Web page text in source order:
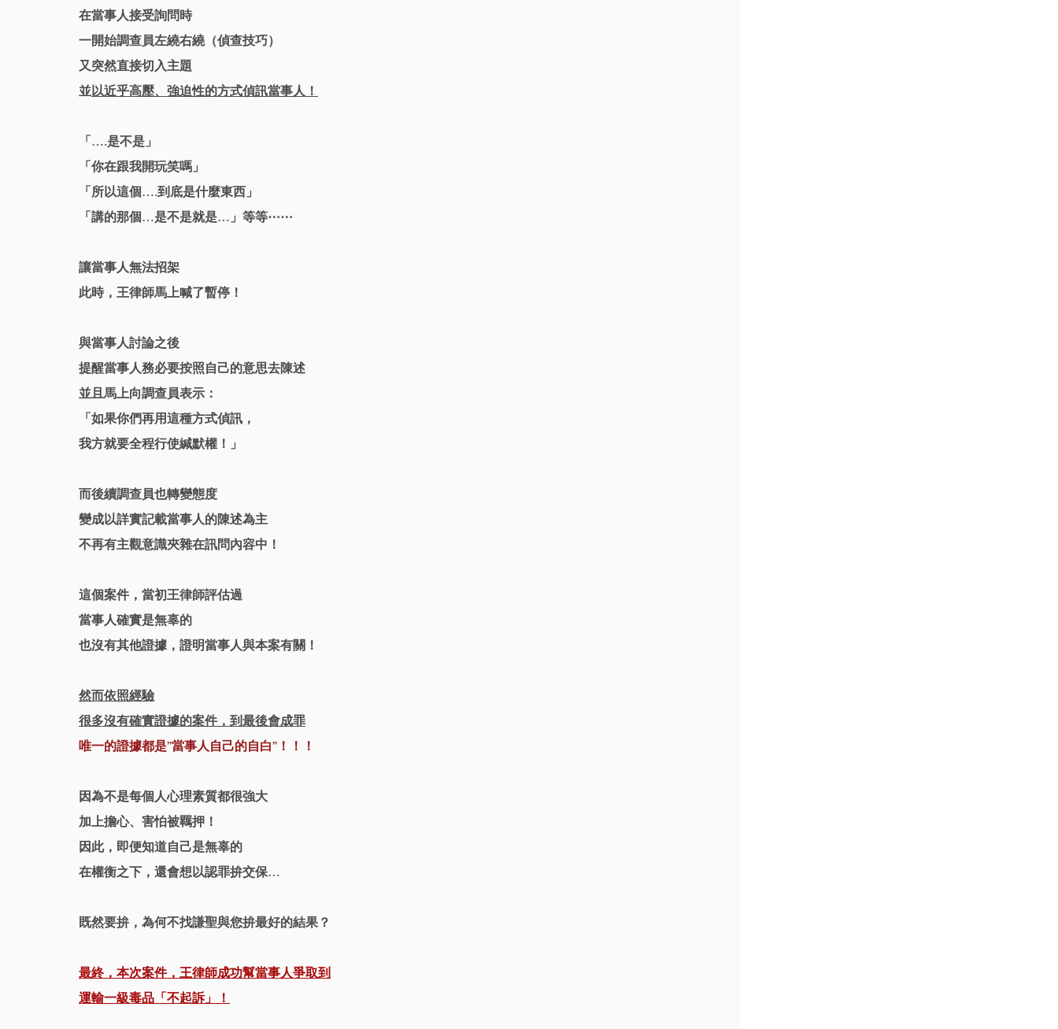
在當事人接受詢問時
一開始調查員左繞右繞（偵查技巧）
又突然直接切入主題
並以近乎高壓、強迫性的方式偵訊當事人！
「….是不是」
「你在跟我開玩笑嗎」
「所以這個….到底是什麼東西」
「講的那個…是不是就是…」等等⋯⋯
讓當事人無法招架
此時，王律師馬上喊了暫停！
與當事人討論之後
提醒當事人務必要按照自己的意思去陳述
並且馬上向調查員表示：
「如果你們再用這種方式偵訊，
我方就要全程行使緘默權！」
而後續調查員也轉變態度
變成以詳實記載當事人的陳述為主
不再有主觀意識夾雜在訊問內容中！
這個案件，當初王律師評估過
當事人確實是無辜的
也沒有其他證據，證明當事人與本案有關！
然而依照經驗
很多沒有確實證據的案件，到最後會成罪
唯一的證據都是”當事人自己的自白”！！！
因為不是每個人心理素質都很強大
加上擔心、害怕被羈押！
因此，即便知道自己是無辜的
在權衡之下，還會想以認罪拚交保…
既然要拚，為何不找謙聖與您拚最好的結果？
最終，本次案件，王律師成功幫當事人爭取到
運輸一級毒品「不起訴」！